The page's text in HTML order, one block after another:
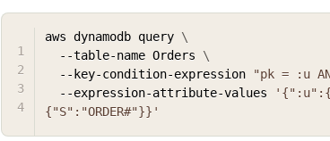
aws dynamodb query \
  --table-name Orders
\
  --key-condition-expression
"pk = :u
  --expression-attribute-values
{"S":"ORDER#"}}'